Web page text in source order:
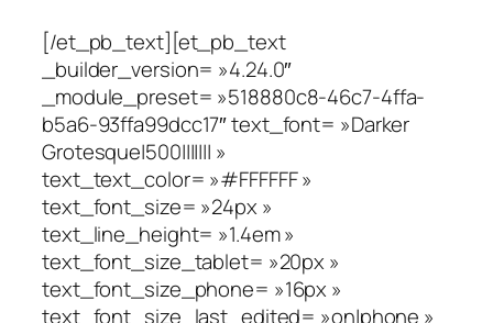
[/et_pb_text][et_pb_text
_builder_version= »4.24.0″
_module_preset= »518880c8-46c7-4ffa-
b5a6-93ffa99dcc17″ text_font= »Darker
Grotesque|500||||||| »
text_text_color= »#FFFFFF »
text_font_size= »24px »
text_line_height= »1.4em »
text_font_size_tablet= »20px »
text_font_size_phone= »16px »
text_font_size_last_edited= »on|phone »